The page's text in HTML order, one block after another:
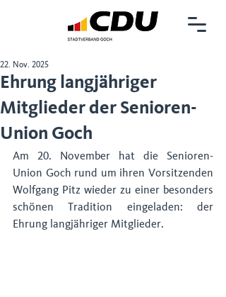
Ehrung langjähriger
Mitglieder der Senioren-
Union Goch
22. Nov. 2025
Am 20. November hat die Senioren-
Union Goch rund um ihren Vorsitzenden
Wolfgang Pitz wieder zu einer besonders
schönen Tradition eingeladen: der
Ehrung langjähriger Mitglieder.